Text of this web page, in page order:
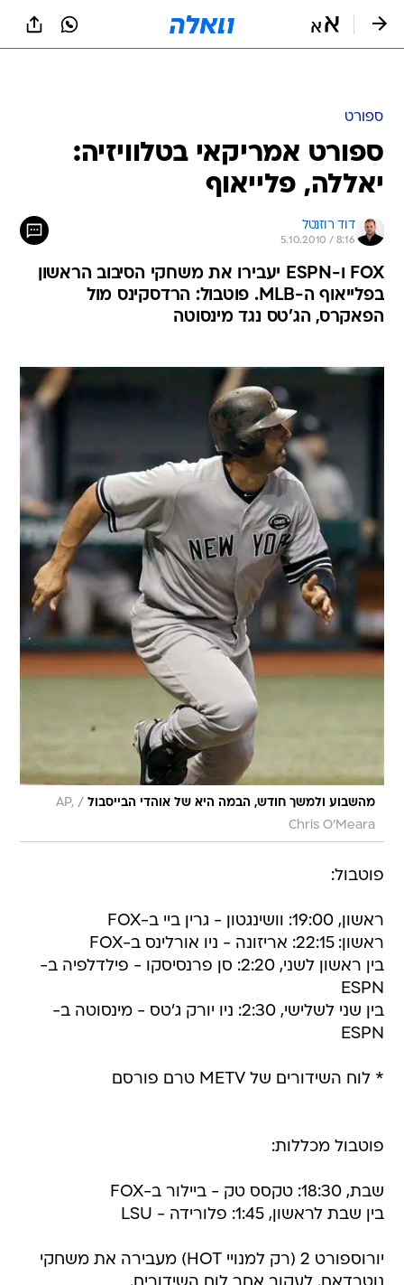
ספורט
ספורט אמריקאי בטלוויזיה:
יאללה, פלייאוף
דוד רוזנטל
5.10.2010 / 8:16
FOX ו-ESPN יעבירו את משחקי הסיבוב הראשון
בפלייאוף ה-MLB. פוטבול: הרדסקינס מול
הפאקרס, הג'טס נגד מינסוטה
מהשבוע ולמשך חודש, הבמה היא של אוהדי הבייסבול /
AP,
Chris O'Meara
פוטבול:
ראשון, 19:00: וושינגטון - גרין ביי ב-FOX
ראשון: 22:15: אריזונה - ניו אורלינס ב-FOX
בין ראשון לשני, 2:20: סן פרנסיסקו - פילדלפיה ב-
ESPN
בין שני לשלישי, 2:30: ניו יורק ג'טס - מינסוטה ב-
ESPN
* לוח השידורים של METV טרם פורסם
פוטבול מכללות:
שבת, 18:30: טקסס טק - ביילור ב-FOX
בין שבת לראשון, 1:45: פלורידה - LSU
יורוספורט 2 (רק למנויי HOT) מעבירה את משחקי